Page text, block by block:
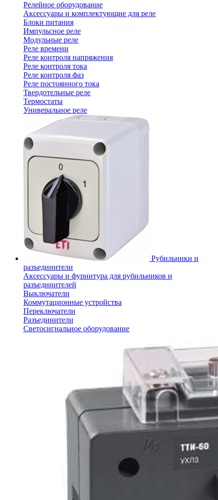
Релейное оборудование
Аксессуары и комплектующие для реле
Блоки питания
Импульсное реле
Модульные реле
Реле времени
Реле контроля напряжения
Реле контроля тока
Реле контроля фаз
Реле постоянного тока
Твердотельные реле
Термостаты
Универальное реле
Рубильники и
разъединители
Аксессуары и фурнитура для рубильников и
разъединителей
Выключатели
Коммутационные устройства
Переключатели
Разъединители
Светосигнальное оборудование